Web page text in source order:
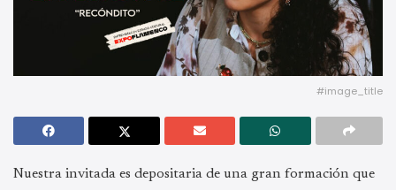
#image_title
Nuestra invitada es depositaria de una gran formación que